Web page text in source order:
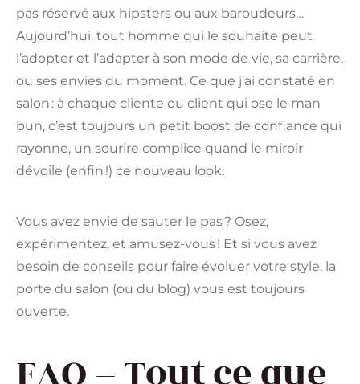
pas réservé aux hipsters ou aux baroudeurs…
Aujourd’hui, tout homme qui le souhaite peut
l’adopter et l’adapter à son mode de vie, sa carrière,
ou ses envies du moment. Ce que j’ai constaté en
salon : à chaque cliente ou client qui ose le man
bun, c’est toujours un petit boost de confiance qui
rayonne, un sourire complice quand le miroir
dévoile (enfin !) ce nouveau look.
Vous avez envie de sauter le pas ? Osez,
expérimentez, et amusez-vous ! Et si vous avez
besoin de conseils pour faire évoluer votre style, la
porte du salon (ou du blog) vous est toujours
ouverte.